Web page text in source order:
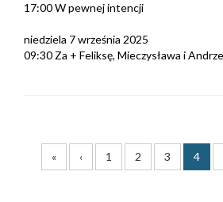
17:00 W pewnej intencji
niedziela 7 września 2025
09:30 Za + Feliksę, Mieczysława i
« ‹ 1 2 3 4